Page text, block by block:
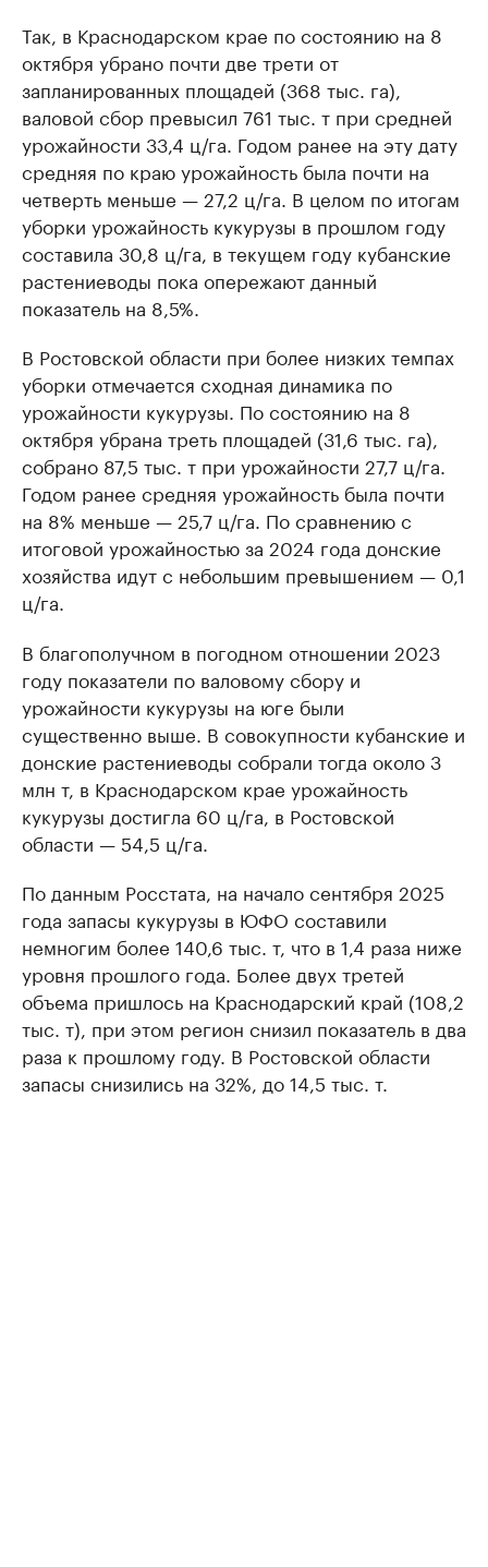
Так, в Краснодарском крае по состоянию на 8
октября убрано почти две трети от
запланированных площадей (368 тыс. га),
валовой сбор превысил 761 тыс. т при средней
урожайности 33,4 ц/га. Годом ранее на эту дату
средняя по краю урожайность была почти на
четверть меньше — 27,2 ц/га. В целом по итогам
уборки урожайность кукурузы в прошлом году
составила 30,8 ц/га, в текущем году кубанские
растениеводы пока опережают данный
показатель на 8,5%.
В Ростовской области при более низких темпах
уборки отмечается сходная динамика по
урожайности кукурузы. По состоянию на 8
октября убрана треть площадей (31,6 тыс. га),
собрано 87,5 тыс. т при урожайности 27,7 ц/га.
Годом ранее средняя урожайность была почти
на 8% меньше — 25,7 ц/га. По сравнению с
итоговой урожайностью за 2024 года донские
хозяйства идут с небольшим превышением — 0,1
ц/га.
В благополучном в погодном отношении 2023
году показатели по валовому сбору и
урожайности кукурузы на юге были
существенно выше. В совокупности кубанские и
донские растениеводы собрали тогда около 3
млн т, в Краснодарском крае урожайность
кукурузы достигла 60 ц/га, в Ростовской
области — 54,5 ц/га.
По данным Росстата, на начало сентября 2025
года запасы кукурузы в ЮФО составили
немногим более 140,6 тыс. т, что в 1,4 раза ниже
уровня прошлого года. Более двух третей
объема пришлось на Краснодарский край (108,2
тыс. т), при этом регион снизил показатель в два
раза к прошлому году. В Ростовской области
запасы снизились на 32%, до 14,5 тыс. т.